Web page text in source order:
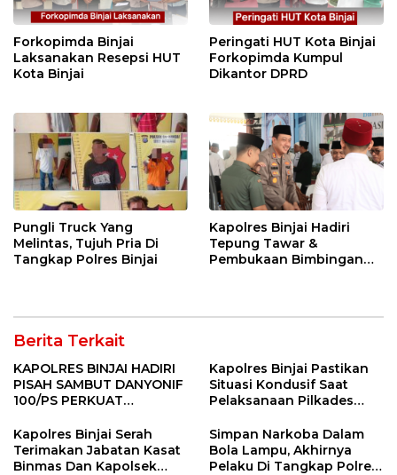
Forkopimda Binjai
Laksanakan Resepsi HUT
Kota Binjai
Peringati HUT Kota Binjai
Forkopimda Kumpul
Dikantor DPRD
Pungli Truck Yang
Melintas, Tujuh Pria Di
Tangkap Polres Binjai
Kapolres Binjai Hadiri
Tepung Tawar &
Pembukaan Bimbingan
Berita Terkait
KAPOLRES BINJAI HADIRI
PISAH SAMBUT DANYONIF
100/PS PERKUAT
Kapolres Binjai Pastikan
Situasi Kondusif Saat
Pelaksanaan Pilkades
Kapolres Binjai Serah
Terimakan Jabatan Kasat
Binmas Dan Kapolsek
Simpan Narkoba Dalam
Bola Lampu, Akhirnya
Pelaku Di Tangkap Polres